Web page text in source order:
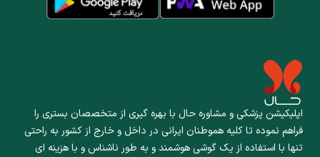
اپلیکیشن پزشکی و مشاوره حال با بهره گیری از متخصصان بستری را
فراهم نموده تا کلیه هموطنان ایرانی در داخل و خارج از کشور به راحتی
تنها با استفاده از یک گوشی هوشمند و به طور ناشناس و با هزینه ای